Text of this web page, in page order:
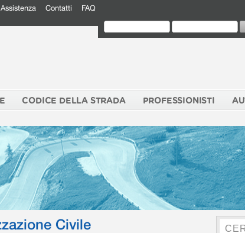
Assistenza Contatti FAQ
CODICE DELLA STRADA PROFESSIONISTI
Civile